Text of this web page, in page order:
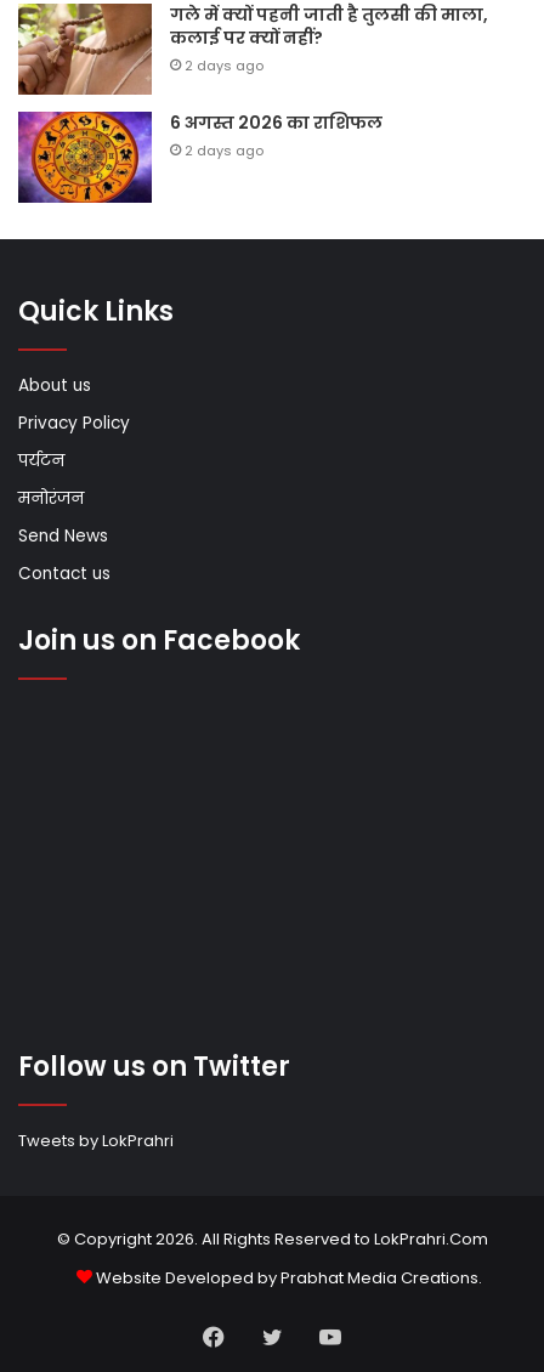
गले में क्यों पहनी जाती है तुलसी की माला,
कलाई पर क्यों नहीं?
2 days ago
6 अगस्त 2026 का राशिफल
2 days ago
Quick Links
About us
Privacy Policy
पर्यटन
मनोरंजन
Send News
Contact us
Join us on Facebook
Follow us on Twitter
Tweets by LokPrahri
© Copyright 2026. All Rights Reserved to LokPrahri.Com
Website Developed byPrabhat Media Creations.
Facebook
TwitterYouTube